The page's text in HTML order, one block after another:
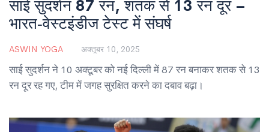
साई सुदर्शन 87 रन, शतक से 13 रन दूर –
भारत‑वेस्टइंडीज टेस्ट में संघर्ष
ASWIN YOGA अक्तूबर 10, 2025
साई सुदर्शन ने 10 अक्टूबर को नई दिल्ली में 87 रन बनाकर शतक से 13
रन दूर रह गए, टीम में जगह सुरक्षित करने का दबाव बढ़ा।